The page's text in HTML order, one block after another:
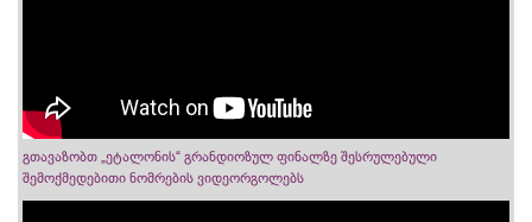
გთავაზობთ „ეტალონის“ გრანდიოზულ ფინალზე შესრულებული
შემოქმედებითი ნომრების ვიდეორგოლებს